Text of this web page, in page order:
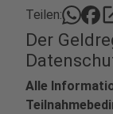
Teilen:
Der
Alle